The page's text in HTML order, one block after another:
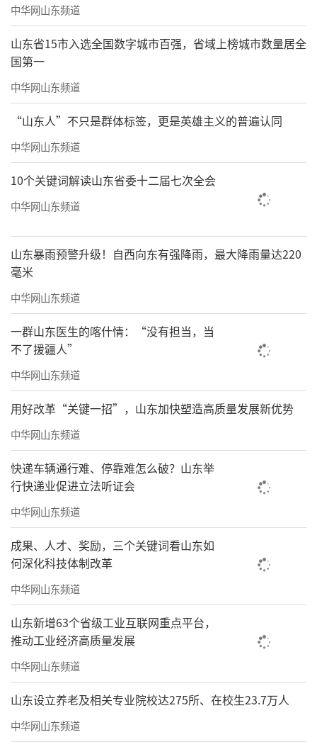
堵点问题，加快推进工程建设进度，确保如期
完成目标任务。要坚持底线思维，强化风险意
识，持续抓好安全生产、环境保护，确保工程
建设质量。要坚持用地用水最少、环保标准最
高、安全系数最高、产品效益最好，奋力打造
世界一流的石化产业基地。
副省长、烟台市委书记傅明先，省直有关
部门和烟台市政府主要负责同志等陪同调研。
（来源：大众日报）
责任编辑：林立刚
中华网山东频道
山东省15市入选全国数字城市百强，省域上榜城市数量居全
国第一
中华网山东频道
“山东人”不只是群体标签，更是英雄主义的普遍认同
中华网山东频道
10个关键词解读山东省委十二届七次全会
中华网山东频道
山东暴雨预警升级！自西向东有强降雨，最大降雨量达220
毫米
中华网山东频道
一群山东医生的喀什情：“没有担当，当
不了援疆人”
中华网山东频道
用好改革“关键一招”，山东加快塑造高质量发展新优势
中华网山东频道
快递车辆通行难、停靠难怎么破？山东举
行快递业促进立法听证会
中华网山东频道
成果、人才、奖励，三个关键词看山东如
何深化科技体制改革
中华网山东频道
山东新增63个省级工业互联网重点平台，
推动工业经济高质量发展
中华网山东频道
山东设立养老及相关专业院校达275所、在校生23.7万人
中华网山东频道